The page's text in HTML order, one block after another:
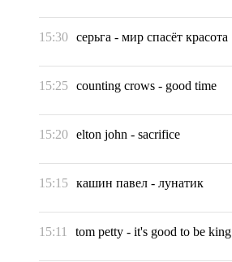
15:30 серьга - мир спасёт красота
15:25 counting crows - good time
15:20 elton john - sacrifice
15:15 кашин павел - лунатик
15:11 tom petty - it's good to be king